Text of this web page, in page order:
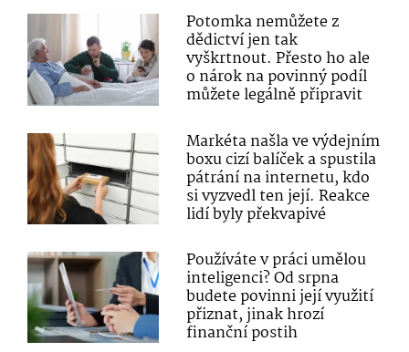
Potomka nemůžete z
dědictví jen tak
vyškrtnout. Přesto ho ale
o nárok na povinný podíl
můžete legálně připravit
Markéta našla ve výdejním
boxu cizí balíček a spustila
pátrání na internetu, kdo
si vyzvedl ten její. Reakce
lidí byly překvapivé
Používáte v práci umělou
inteligenci? Od srpna
budete povinni její využití
přiznat, jinak hrozí
finanční postih